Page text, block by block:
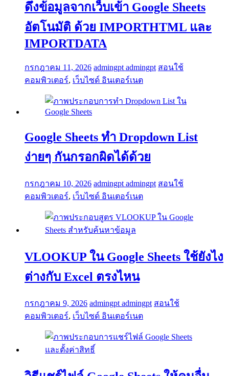
ดึงข้อมูลจากเว็บเข้า Google Sheets
อัตโนมัติ ด้วย IMPORTHTML และ
IMPORTDATA
กรกฎาคม 11, 2026 admingpt admingpt สอนใช้
คอมพิวเตอร์, เว็บไซด์ อินเตอร์เนต
Google Sheets ทำ Dropdown List
ง่ายๆ กันกรอกผิดได้ด้วย
กรกฎาคม 10, 2026 admingpt admingpt สอนใช้
คอมพิวเตอร์, เว็บไซด์ อินเตอร์เนต
VLOOKUP ใน Google Sheets ใช้ยังไง
ต่างกับ Excel ตรงไหน
กรกฎาคม 9, 2026 admingpt admingpt สอนใช้
คอมพิวเตอร์, เว็บไซด์ อินเตอร์เนต